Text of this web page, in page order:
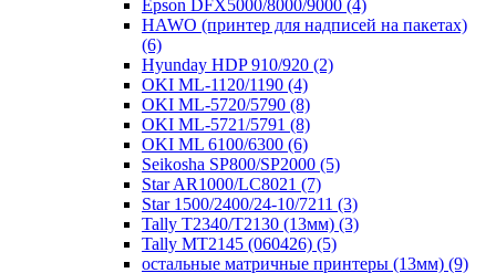
Epson DFX5000/8000/9000 (4)
HAWO (принтер для надписей на пакетах)
(6)
Hyunday HDP 910/920 (2)
OKI ML-1120/1190 (4)
OKI ML-5720/5790 (8)
OKI ML-5721/5791 (8)
OKI ML 6100/6300 (6)
Seikosha SP800/SP2000 (5)
Star AR1000/LC8021 (7)
Star 1500/2400/24-10/7211 (3)
Tally T2340/T2130 (13мм) (3)
Tally MT2145 (060426) (5)
остальные матричные принтеры (13мм) (9)